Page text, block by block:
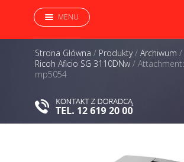
MENU
Strona Główna / Produkty/ Archiwum /
Ricoh Aficio SG 3110DNw / Attachment:
mp5054